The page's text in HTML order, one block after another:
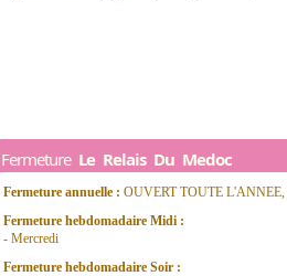
Fermeture Le Relais Du Medoc
Fermeture annuelle : OUVERT TOUTE
Fermeture hebdomadaire Midi :
- Mercredi
Fermeture hebdomadaire Soir :